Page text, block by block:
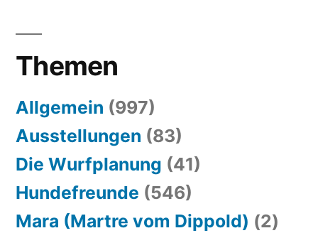
Themen
Allgemein (997)
Ausstellungen (83)
Die Wurfplanung (41)
Hundefreunde (546)
Mara (Martre vom Dippold) (2)